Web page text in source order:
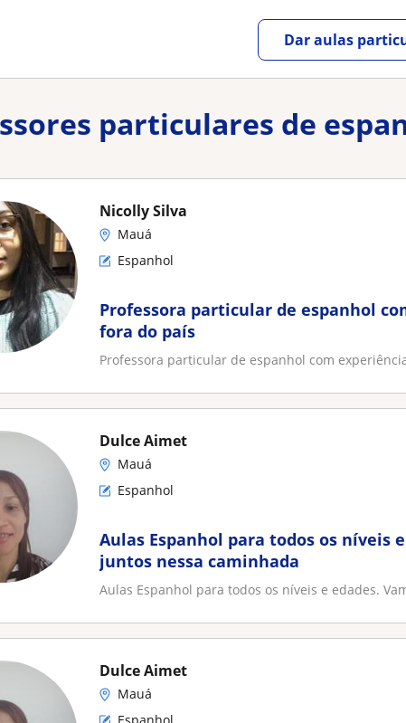
Dar aulas
particulares de
Nicolly Silva
Mauá
Espanhol
Professora particular de espanhol
fora do país
Professora particular de espanhol com
Dulce Aimet
Mauá
Espanhol
Aulas Espanhol para todos os níveis
juntos nessa caminhada
Aulas Espanhol para todos os níveis e edades.
Dulce Aimet
Mauá